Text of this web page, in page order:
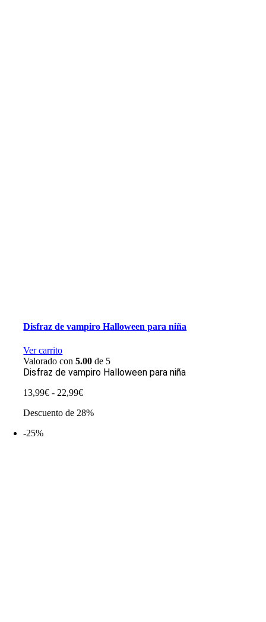
Disfraz de vampiro Halloween para niña
Ver carrito
Valorado con5.00 de 5
Disfraz de vampiro Halloween para niña
13,99€ - 22,99€Rango
precios:
Descuento de 28%
-25%